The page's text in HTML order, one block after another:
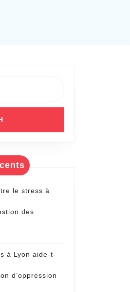
le stress à
des
à Lyon aide-t-
d’oppression